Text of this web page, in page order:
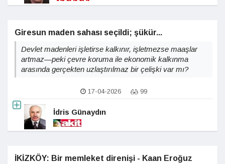
Giresun maden sahası seçildi; şükür...
Devlet madenleri işletirse kalkınır, işletmezse maaşlar
artmaz—peki çevre koruma ile ekonomik kalkınma
arasında gerçekten uzlaştırılmaz bir çelişki var mı?
17-04-2026 99
İdris Günaydın
İKİZKÖY: Bir memleket direnişi - Kaan Eroğuz